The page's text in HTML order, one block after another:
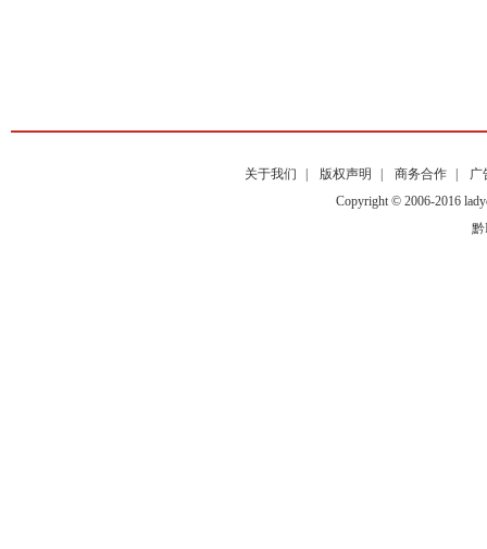
关于我们 版权声明 商务合作
广
Copyright © 2006-2016
黔